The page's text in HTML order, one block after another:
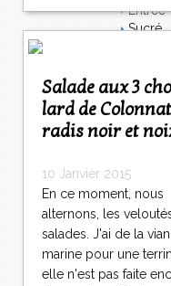
Salade aux 3 choux,
lard de
radis noir et
10 Janvier 2015
En ce moment, nous
alternons, les
salades. J'ai de la
marine pour une
elle n'est pas faite
Entrée
Sucré
Viande
Tarte
Fruits
Soupe
Fêtes
0